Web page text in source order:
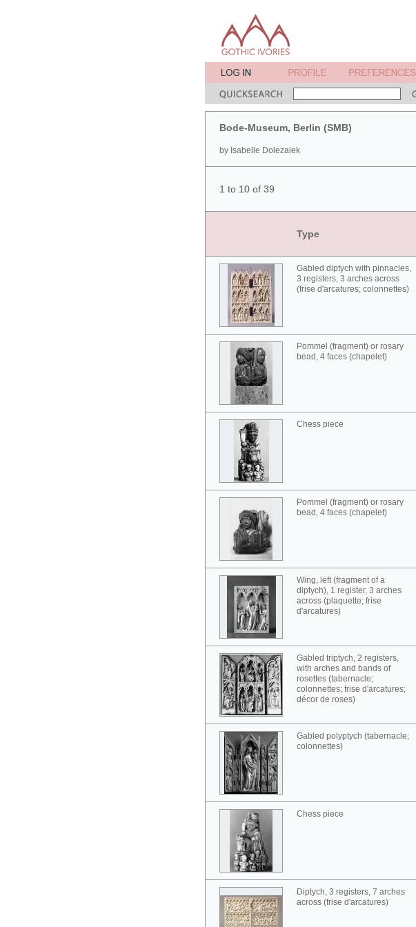
Bode-Museum, Berlin (SMB)
by Isabelle Dolezalek
1 to 10 of 39
Type
Gabled diptych with pinnacles,
3 registers, 3 arches across
(frise d'arcatures; colonnettes)
Pommel (fragment) or rosary
bead, 4 faces (chapelet)
Chess piece
Pommel (fragment) or rosary
bead, 4 faces (chapelet)
Wing, left (fragment of a
diptych), 1 register, 3 arches
across (plaquette; frise
d'arcatures)
Gabled triptych, 2 registers,
with arches and bands of
rosettes (tabernacle;
colonnettes; frise d'arcatures;
décor de roses)
Gabled polyptych (tabernacle;
colonnettes)
Chess piece
Diptych, 3 registers, 7 arches
across (frise d'arcatures)